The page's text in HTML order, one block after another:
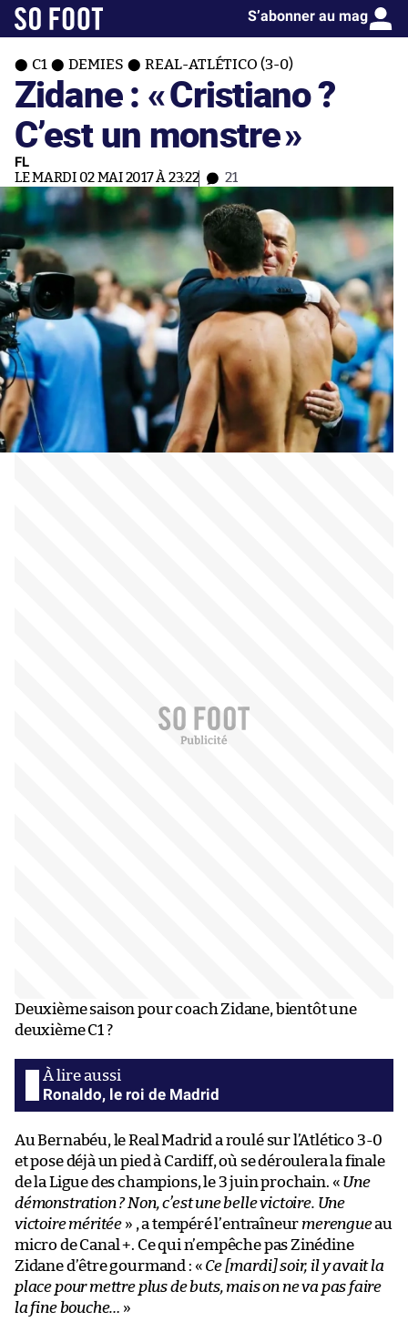
S’abonner au mag
C1 DEMIES REAL-ATLÉTICO (3-0)
Zidane : «Cristiano ?
C’est un monstre»
FL
LE MARDI 02 MAI 2017 À 23:22 21
Deuxième saison pour coach Zidane, bientôt une
deuxième C1 ?
Ronaldo, le roi de Madrid
Au Bernabéu, le Real Madrid a roulé sur l’Atlético 3-0
et pose déjà un pied à Cardiff, où se déroulera la finale
de la Ligue des champions, le 3 juin prochain. « Une
démonstration ? Non, c’est une belle victoire. Une
victoire méritée » , a tempéré l’entraîneur merengueau
micro de Canal +. Ce qui n’empêche pas Zinédine
Zidane d’être gourmand : « Ce [mardi] soir, il y avait la
place pour mettre plus de buts, mais on ne va pas faire
la fine bouche… »